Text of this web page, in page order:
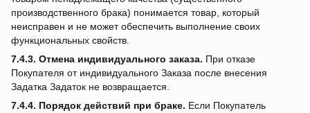
производственного брака) понимается товар, который
неисправен и не может обеспечить выполнение своих
функциональных свойств.
7.4.3. Отмена индивидуального заказа. При отказе
Покупателя от индивидуального Заказа после внесения
Задатка Задаток не возвращается.
7.4.4. Порядок действий при браке. Если Покупатель